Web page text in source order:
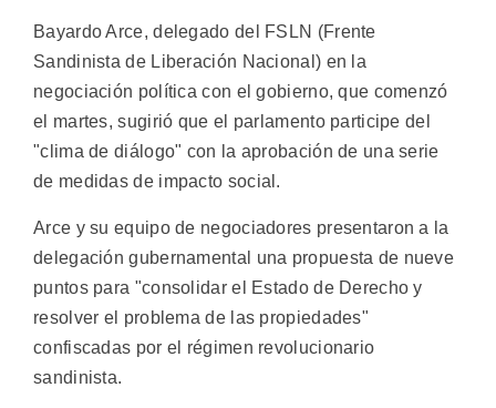
Bayardo Arce, delegado del FSLN (Frente
Sandinista de Liberación Nacional) en la
negociación política con el gobierno, que comenzó
el martes, sugirió que el parlamento participe del
"clima de diálogo" con la aprobación de una serie
de medidas de impacto social.
Arce y su equipo de negociadores presentaron a la
delegación gubernamental una propuesta de nueve
puntos para "consolidar el Estado de Derecho y
resolver el problema de las propiedades"
confiscadas por el régimen revolucionario
sandinista.